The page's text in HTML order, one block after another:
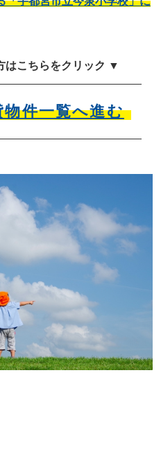
はこちらをクリック ▼
件一覧へ進む